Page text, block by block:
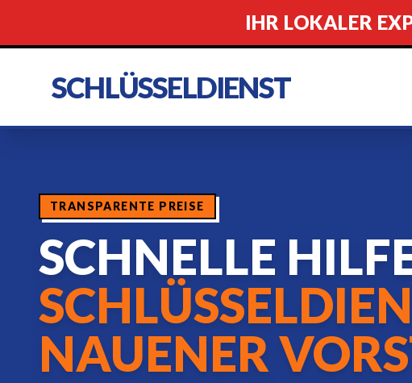
IHR LOKALER
SCHLÜSSELDIENST
TRANSPARENTE PREISE
SCHNELLE
NAUENER